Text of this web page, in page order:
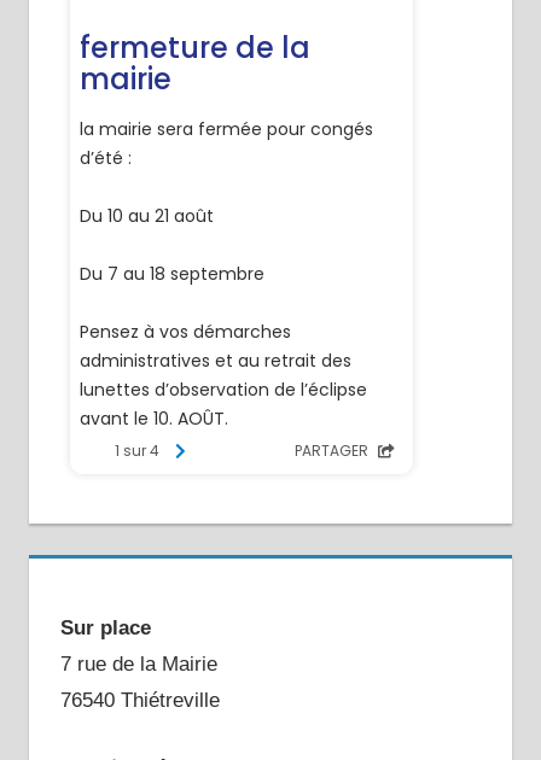
Sur place
7 rue de la Mairie
76540 Thiétreville